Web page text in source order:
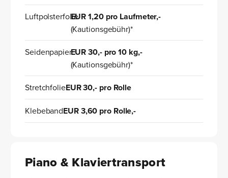
LuftpolsterfolieEUR 1,20 pro Laufmeter,-
(Kautionsgebühr)*
SeidenpapierEUR 30,- pro 10 kg,-
(Kautionsgebühr)*
StretchfolieEUR 30,- pro Rolle
KlebebandEUR 3,60 pro Rolle,-
Piano & Klaviertransport